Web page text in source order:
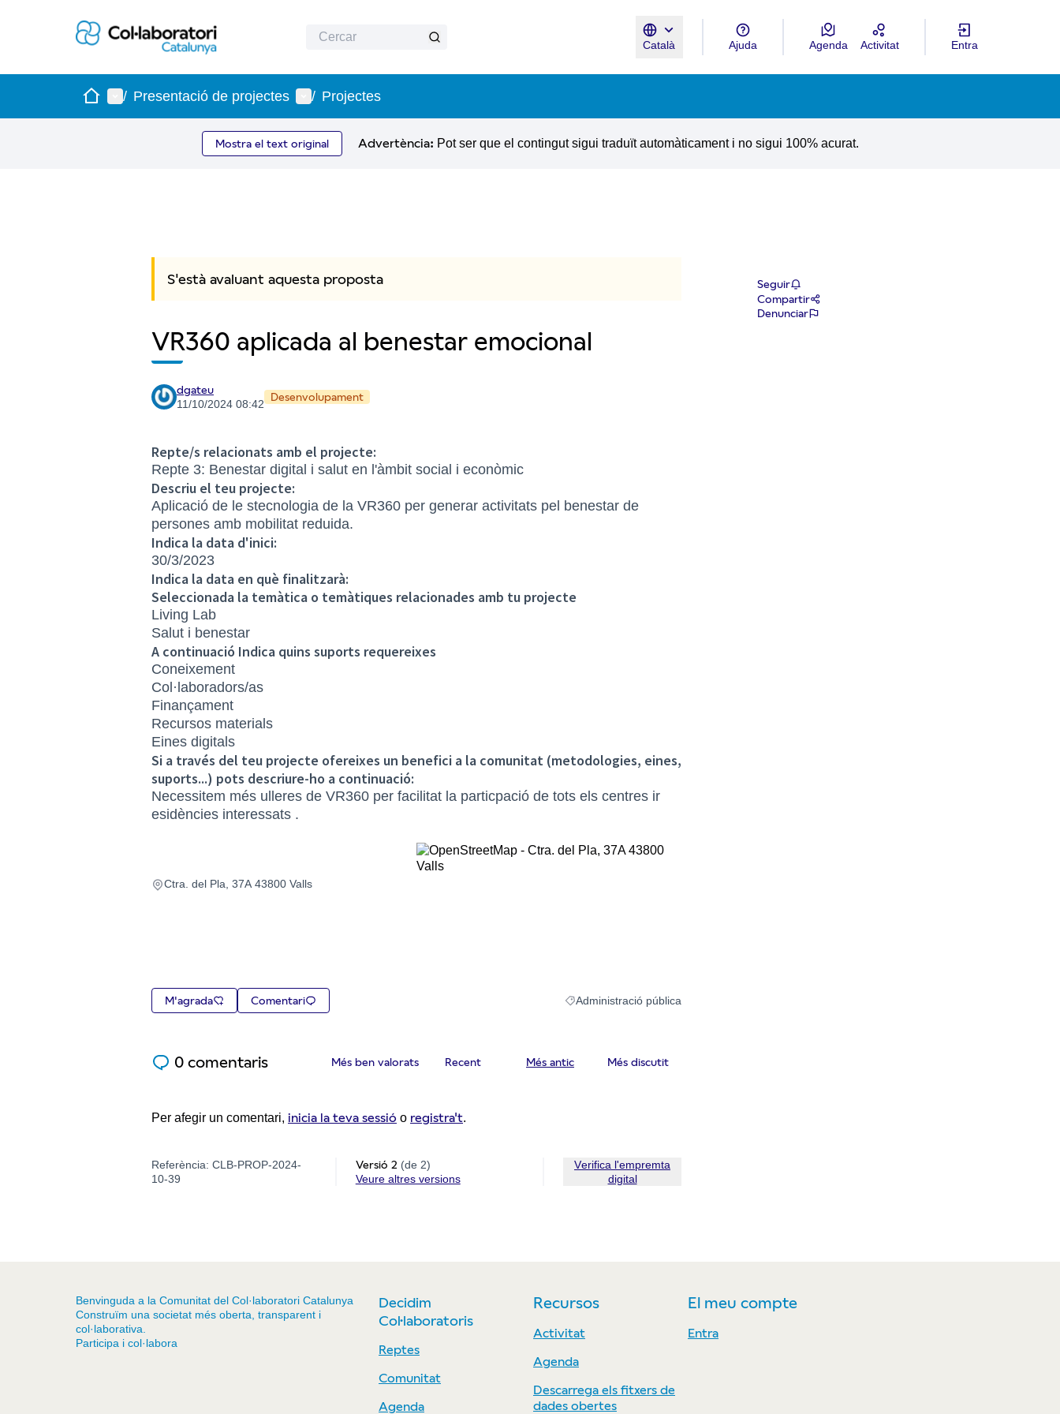
Català
Triar la llengua Choose language
Ajuda Agenda Activitat Entra
Inici Menú principal
/ Presentació de projectes Menú d'usuari
/ Projectes
Mostra el text original Advertència: Pot ser que el contingut sigui traduït automàticament i no sigui 100% acurat.
S'està avaluant aquesta proposta
VR360 aplicada al benestar emocional
dgateu
11/10/2024 08:42
Desenvolupament
Repte/s relacionats amb el projecte:
Repte 3: Benestar digital i salut en l'àmbit social i econòmic
Descriu el teu projecte:
Aplicació de le stecnologia de la VR360 per generar activitats pel benestar de
persones amb mobilitat reduida.
Indica la data d'inici:
30/3/2023
Indica la data en què finalitzarà:
Seleccionada la temàtica o temàtiques relacionades amb tu projecte
Living Lab
Salut i benestar
A continuació Indica quins suports requereixes
Coneixement
Col·laboradors/as
Finançament
Recursos materials
Eines digitals
Si a través del teu projecte ofereixes un benefici a la comunitat (metodologies, eines,
suports...) pots descriure-ho a continuació:
Necessitem més ulleres de VR360 per facilitat la particpació de tots els centres ir
esidències interessats .
Ctra. del Pla, 37A 43800 Valls
M'agrada Comentari Resultats al filtrar per la categoria: Administració pública
Administració pública
Seguir
Compartir
Denunciar
0 comentaris Més ben valorats Recent Més antic Més discutit
Per afegir un comentari, inicia la teva sessió o registra't.
Referència: CLB-PROP-2024-
10-39
Versió 2 (de 2)
veure altres versions
Verifica l'empremta
digital
Benvinguda a la Comunitat del Col·laboratori Catalunya
Construïm una societat més oberta, transparent i
col·laborativa.
Participa i col·labora
Decidim
Col·laboratoris
Reptes
Comunitat
Agenda
Recursos
Activitat
Agenda
Descarrega els fitxers de
dades obertes
El meu compte
Entra